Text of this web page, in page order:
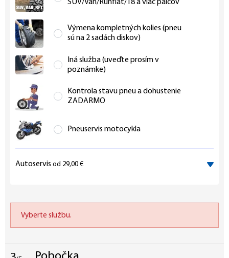
SUV/Van/Runflat/18 a viac palcov
Výmena kompletných kolies (pneu
sú na 2 sadách diskov)
Iná služba (uveďte prosím v
poznámke)
Kontrola stavu pneu a dohustenie
ZADARMO
Pneuservis motocykla
Autoservis od 29,00 €
Vyberte službu.